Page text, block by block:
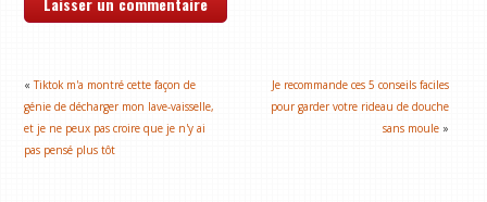
«Tiktok m'a montré cette façon de
génie de décharger mon lave-vaisselle,
et je ne peux pas croire que je n'y ai
pas pensé plus tôt
Je recommande ces 5 conseils faciles
pour garder votre rideau de douche
sans moule »